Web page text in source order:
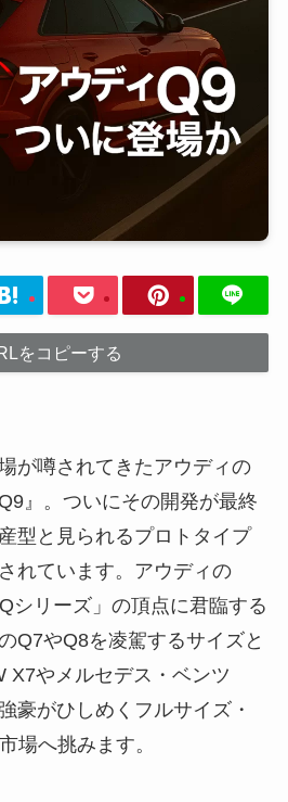
をコピーする
が噂されてきたアウディの
』。ついにその開発が最終
型と見られるプロトタイプ
れています。アウディの
シリーズ」の頂点に君臨する
Q7やQ8を凌駕するサイズと
X7やメルセデス・ベンツ
豪がひしめくフルサイズ・
場へ挑みます。